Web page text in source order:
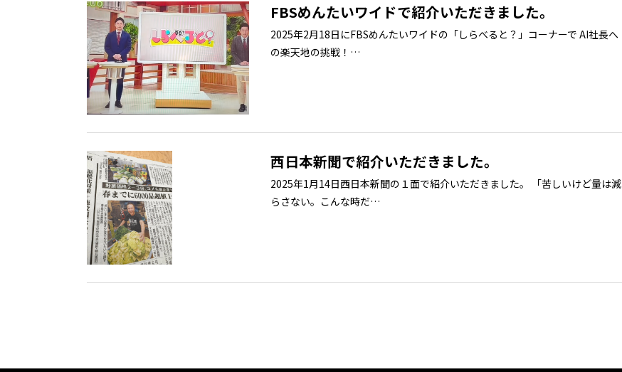
FBSめんたいワイドで紹介いただきました。
2025年2月18日にFBSめんたいワイドの「しらべると？」コーナーで AI社長へ
の楽天地の挑戦！…
西日本新聞で紹介いただきました。
2025年1月14日西日本新聞の１面で紹介いただきました。 「苦しいけど量は減
らさない。こんな時だ…